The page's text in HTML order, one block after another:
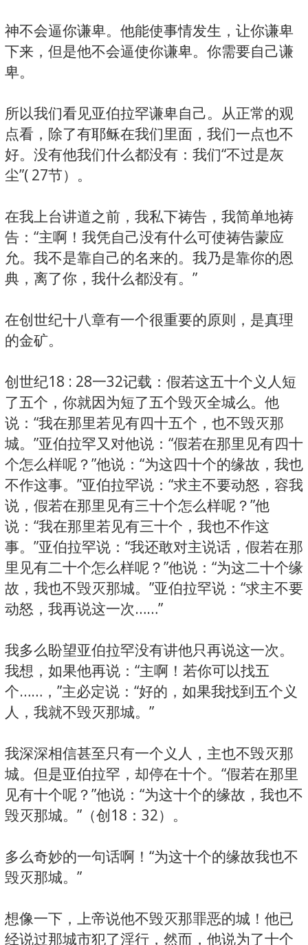
神不会逼你谦卑。他能使事情发生，让你谦卑
下来，但是他不会逼使你谦卑。你需要自己谦
卑。
所以我们看见亚伯拉罕谦卑自己。从正常的观
点看，除了有耶稣在我们里面，我们一点也不
好。没有他我们什么都没有：我们“不过是灰
尘”( 27节）。
在我上台讲道之前，我私下祷告，我简单地祷
告：“主啊！我凭自己没有什么可使祷告蒙应
允。我不是靠自己的名来的。我乃是靠你的恩
典，离了你，我什么都没有。”
在创世纪十八章有一个很重要的原则，是真理
的金矿。
创世纪18 : 28一32记载：假若这五十个义人短
了五个，你就因为短了五个毁灭全城么。他
说：“我在那里若见有四十五个，也不毁灭那
城。”亚伯拉罕又对他说：“假若在那里见有四十
个怎么样呢？”他说：“为这四十个的缘故，我也
不作这事。”亚伯拉罕说：“求主不要动怒，容我
说，假若在那里见有三十个怎么样呢？”他
说：“我在那里若见有三十个，我也不作这
事。”亚伯拉罕说：“我还敢对主说话，假若在那
里见有二十个怎么样呢？”他说：“为这二十个缘
故，我也不毁灭那城。”亚伯拉罕说：“求主不要
动怒，我再说这一次……”
我多么盼望亚伯拉罕没有讲他只再说这一次。
我想，如果他再说：“主啊！若你可以找五
个……，”主必定说：“好的，如果我找到五个义
人，我就不毁灭那城。”
我深深相信甚至只有一个义人，主也不毁灭那
城。但是亚伯拉罕，却停在十个。“假若在那里
见有十个呢？”他说：“为这十个的缘故，我也不
毁灭那城。”（创18：32）。
多么奇妙的一句话啊！“为这十个的缘故我也不
毁灭那城。”
想像一下，上帝说他不毁灭那罪恶的城！他已
经说过那城市犯了淫行，然而，他说为了十个